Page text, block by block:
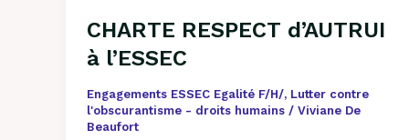
CHARTE RESPECT d’AUTRUI
à l’ESSEC
Engagements ESSEC Egalité F/H/, Lutter contre
l'obscurantisme - droits humains/ Viviane De
Beaufort
à
l’ESSEC